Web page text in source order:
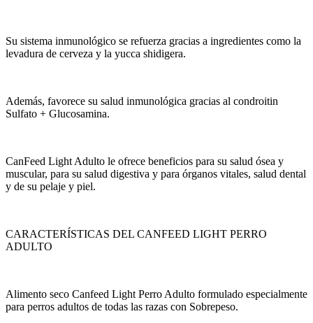
Su sistema inmunológico se refuerza gracias a ingredientes como la
levadura de cerveza y la yucca shidigera.
Además, favorece su salud inmunológica gracias al condroitin
Sulfato + Glucosamina.
CanFeed Light Adulto le ofrece beneficios para su salud ósea y
muscular, para su salud digestiva y para órganos vitales, salud dental
y de su pelaje y piel.
CARACTERÍSTICAS DEL CANFEED LIGHT PERRO
ADULTO
Alimento seco Canfeed Light Perro Adulto formulado especialmente
para perros adultos de todas las razas con Sobrepeso.